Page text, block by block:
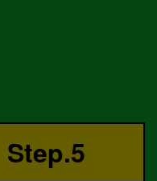
Step.5